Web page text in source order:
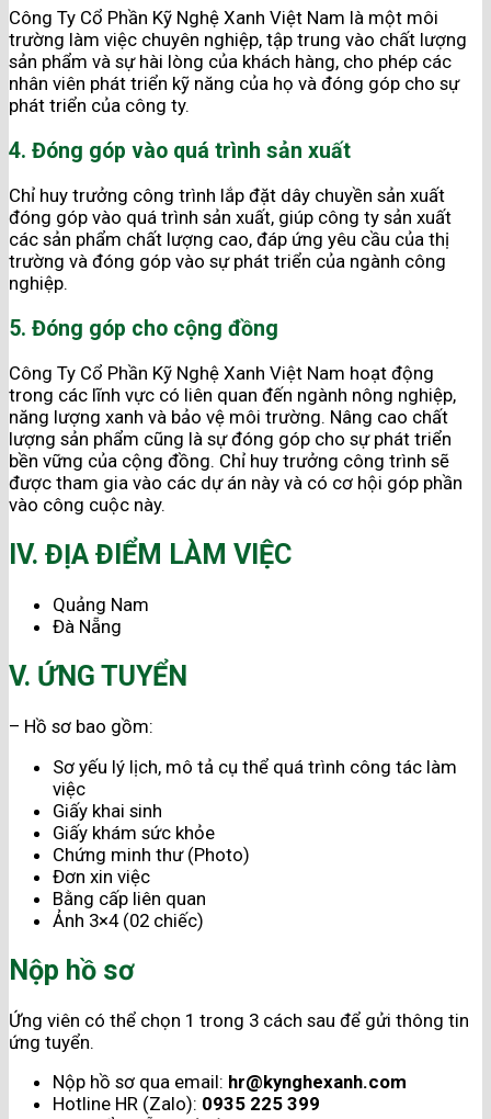
Công Ty Cổ Phần Kỹ Nghệ Xanh Việt Nam là một môi
trường làm việc chuyên nghiệp, tập trung vào chất lượng
sản phẩm và sự hài lòng của khách hàng, cho phép các
nhân viên phát triển kỹ năng của họ và đóng góp cho sự
phát triển của công ty.
4. Đóng góp vào quá trình sản xuất
Chỉ huy trưởng công trình lắp đặt dây chuyền sản xuất
đóng góp vào quá trình sản xuất, giúp công ty sản xuất
các sản phẩm chất lượng cao, đáp ứng yêu cầu của thị
trường và đóng góp vào sự phát triển của ngành công
nghiệp.
5. Đóng góp cho cộng đồng
Công Ty Cổ Phần Kỹ Nghệ Xanh Việt Nam hoạt động
trong các lĩnh vực có liên quan đến ngành nông nghiệp,
năng lượng xanh và bảo vệ môi trường. Nâng cao chất
lượng sản phẩm cũng là sự đóng góp cho sự phát triển
bền vững của cộng đồng. Chỉ huy trưởng công trình sẽ
được tham gia vào các dự án này và có cơ hội góp phần
vào công cuộc này.
IV. ĐỊA ĐIỂM LÀM VIỆC
Quảng Nam
Đà Nẵng
V. ỨNG TUYỂN
– Hồ sơ bao gồm:
Sơ yếu lý lịch, mô tả cụ thể quá trình công tác làm
việc
Giấy khai sinh
Giấy khám sức khỏe
Chứng minh thư (Photo)
Đơn xin việc
Bằng cấp liên quan
Ảnh 3×4 (02 chiếc)
Nộp hồ sơ
Ứng viên có thể chọn 1 trong 3 cách sau để gửi thông tin
ứng tuyển.
Nộp hồ sơ qua email: hr@kynghexanh.com
Hotline HR (Zalo): 0935 225 399